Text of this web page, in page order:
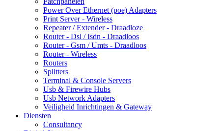
Power Over Ethernet (poe) Adapters
Print Server - Wireless
Repeater / Extender - Draadloze
Router - Dsl / Isdn - Draadloos
Router - Gsm / Umts - Draadloos
Router - Wireless
Routers
Splitters
Terminal & Console Servers
Usb & Firewire Hubs
Usb Network Adapters
Veiligheid Inrichtingen & Gateway
Diensten
Consultancy